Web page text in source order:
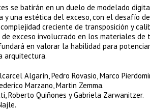
se batirán en un duelo de modelado
y una estética del exceso, con el desafío
creciente de transposición y
exceso involucrado en los materiales
en valorar la habilidad para
arquitectura.
Algarín, Pedro Rovasio, Marco
Marzano, Martin Zemma.
Roberto Quiñones y Gabriela Zarwanitzer.